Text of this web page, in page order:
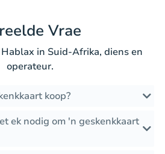
Vrae
in Suid-Afrika, diens en
operateur.
koop?
ek nodig om 'n geskenkkaart